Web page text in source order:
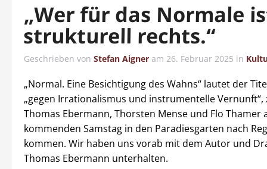
„Wer für das Normale
strukturell rechts.“
Geschrieben von Stefan Aigner am 26. Februar 2025 in
„Normal. Eine Besichtigung des Wahns“ lautet der
„gegen Irrationalismus und instrumentelle Vernunft“,
Thomas Ebermann, Thorsten Mense und Flo Thamer
kommenden Samstag in den Paradiesgarten nach
kommen. Wir haben uns vorab mit dem Autor und
Thomas Ebermann unterhalten.